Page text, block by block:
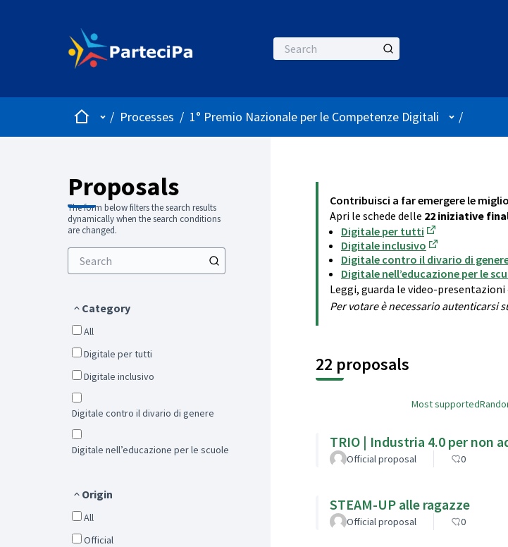
HomeMain menu
/ Processes / 1° Premio Nazionale per le Competenze Digitali User menu
/
Proposals
The form below filters the search results
dynamically when the search conditions
are changed.
Category
All
Digitale per tutti
Digitale inclusivo
Digitale contro il divario di genere
Digitale nell’educazione per le scuole
Origin
All
Official
Contribuisci a far emergere le
Apri le schede delle 22 iniziative
Digitale per tutti
(Opens in new
Digitale inclusivo
(Opens in new
Digitale contro il divario di
Digitale nell’educazione per le
Leggi, guarda le video-presentazioni
Per votare è necessario autenticarsi
22 proposals
Most supported
TRIO | Industria 4.0 per non
Official proposal 0
STEAM-UP alle ragazze
Official proposal 0